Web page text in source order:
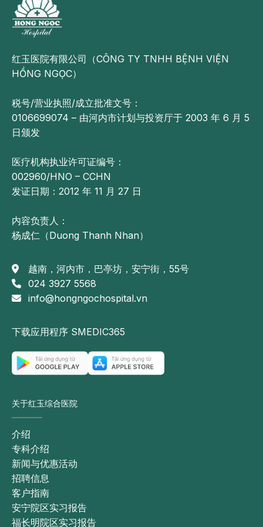
红玉医院有限公司（CÔNG TY TNHH BỆNH VIỆN
HỒNG NGỌC）
税号/营业执照/成立批准文号：
0106699074 – 由河内市计划与投资厅于 2003 年 6 月 5
日颁发
医疗机构执业许可证编号：
002960/HNO – CCHN
发证日期：2012 年 11 月 27 日
内容负责人：
杨成仁（Duong Thanh Nhan）
越南，河内市，巴亭坊，安宁街，55号
024 3927 5568
info@hongngochospital.vn
下载应用程序 SMEDIC365
关于红玉综合医院
介绍
专科介绍
新闻与优惠活动
招聘信息
客户指南
安宁院区实习报告
福长明院区实习报告